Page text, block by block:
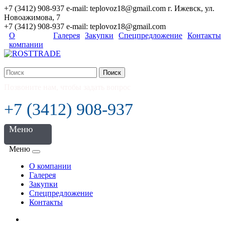
+7 (3412) 908-937 e-mail: teplovoz18@gmail.com г. Ижевск, ул.
Новоажимова, 7
+7 (3412) 908-937 e-mail: teplovoz18@gmail.com
О
компании
Галерея Закупки Спецпредложение Контакты
Поиск
+7 (3412) 908-937
Меню
Меню
О компании
Галерея
Закупки
Спецпредложение
Контакты